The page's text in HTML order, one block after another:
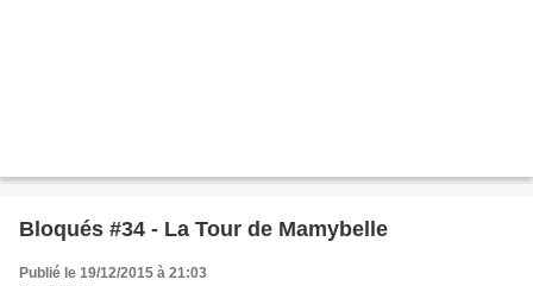
Bloqués #34 - La Tour de Mamybelle
Publié le 19/12/2015 à 21:03